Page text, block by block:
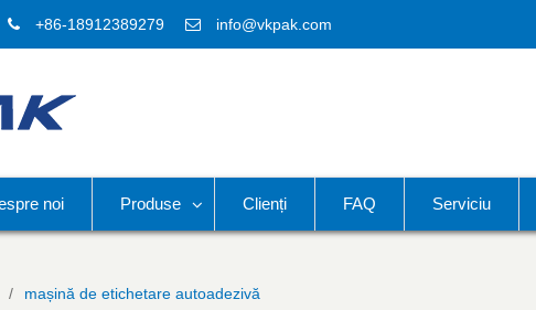
+86-18912389279 info@vkpak.com
noi Produse Clienți FAQ Serviciu
mașină de etichetare autoadezivă